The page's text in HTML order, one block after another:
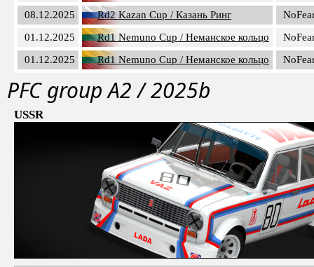
08.12.2025
Rd2 Kazan Cup / Казань Ринг
01.12.2025
Rd1 Nemuno Cup / Неманское кольцо
01.12.2025
Rd1 Nemuno Cup / Неманское кольцо
PFС group A2 / 2025b
USSR